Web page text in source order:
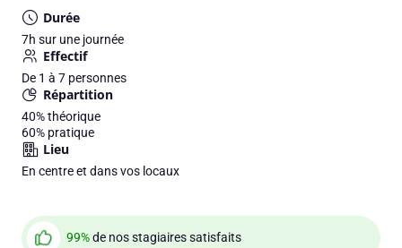
Durée
7h sur une journée
Effectif
De 1 à 7 personnes
Répartition
40%théorique
60% pratique
Lieu
En centre et dans vos locaux
99%de nos stagiaires satisfaits